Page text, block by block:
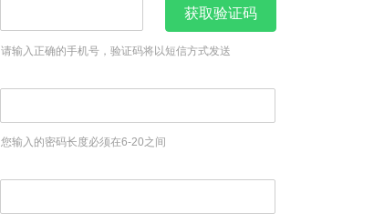
获取验证码
请输入正确的手机号，验证码将以短信方式发送
您输入的密码长度必须在6-20之间